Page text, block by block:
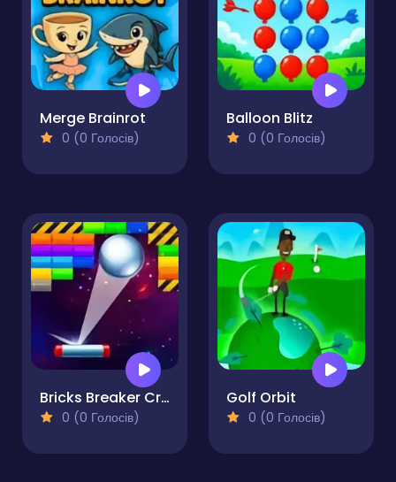
Merge Brainrot
0 (0 Голосів)
Balloon Blitz
0 (0 Голосів)
Bricks Breaker Crush Quest
0 (0 Голосів)
Golf Orbit
0 (0 Голосів)